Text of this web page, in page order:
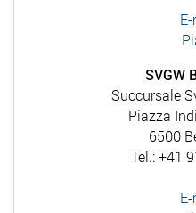
SVGW
Succursale
Piazza
6500
Tel.: +41